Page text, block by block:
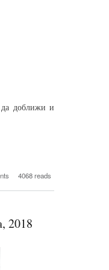
доближи и
Слънцето
4068 reads
2018